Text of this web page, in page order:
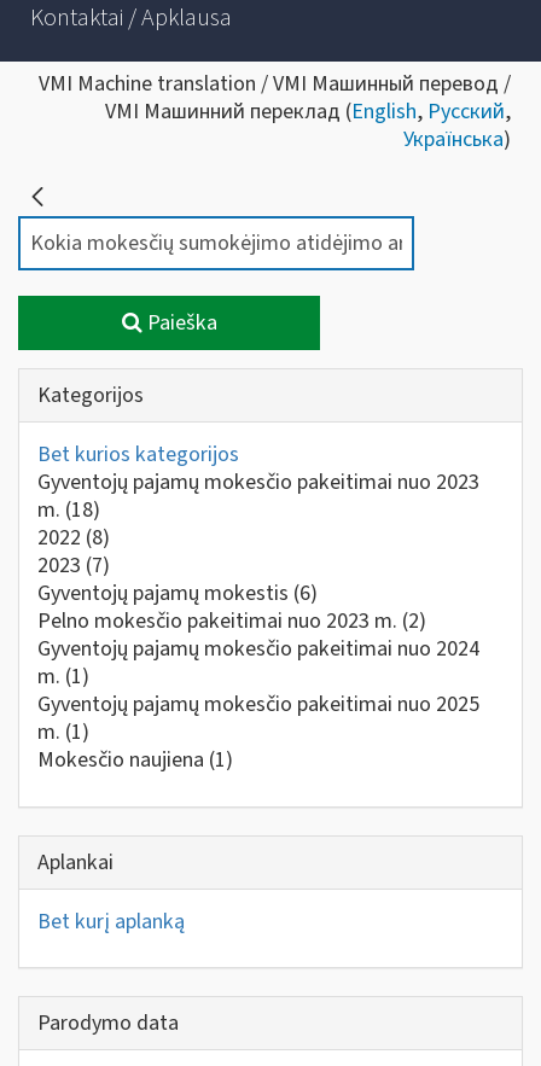
Kontaktai / Apklausa
VMI Machine translation / VMI Машинный перевод /
VMI Машинний переклад (English, Русский,
Українська)
Paieška
Kategorijos
Bet kurios kategorijos
Gyventojų pajamų mokesčio pakeitimai nuo 2023
m. (18)
2022 (8)
2023 (7)
Gyventojų pajamų mokestis (6)
Pelno mokesčio pakeitimai nuo 2023 m. (2)
Gyventojų pajamų mokesčio pakeitimai nuo 2024
m. (1)
Gyventojų pajamų mokesčio pakeitimai nuo 2025
m. (1)
Mokesčio naujiena (1)
Aplankai
Bet kurį aplanką
Parodymo data